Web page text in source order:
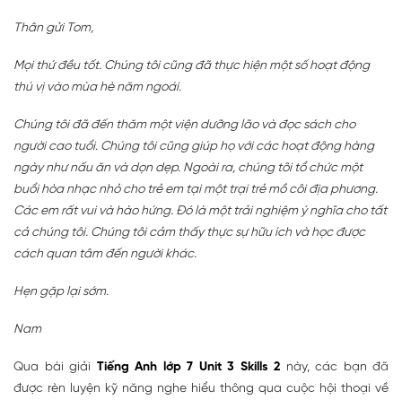
Thân gửi Tom,
Mọi thứ đều tốt. Chúng tôi cũng đã thực hiện một số hoạt động
thú vị vào mùa hè năm ngoái.
Chúng tôi đã đến thăm một viện dưỡng lão và đọc sách cho
người cao tuổi. Chúng tôi cũng giúp họ với các hoạt động hàng
ngày như nấu ăn và dọn dẹp. Ngoài ra, chúng tôi tổ chức một
buổi hòa nhạc nhỏ cho trẻ em tại một trại trẻ mồ côi địa phương.
Các em rất vui và hào hứng. Đó là một trải nghiệm ý nghĩa cho tất
cả chúng tôi. Chúng tôi cảm thấy thực sự hữu ích và học được
cách quan tâm đến người khác.
Hẹn gặp lại sớm.
Nam
Qua bài giải Tiếng Anh lớp 7 Unit 3 Skills 2 này, các bạn đã
được rèn luyện kỹ năng nghe hiểu thông qua cuộc hội thoại về